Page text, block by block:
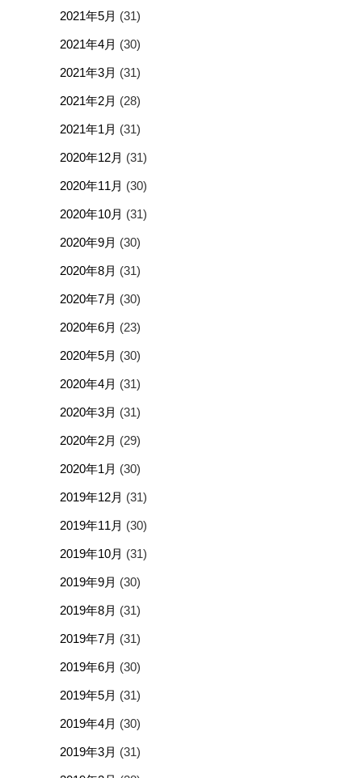
2021年5月 (31)
2021年4月 (30)
2021年3月 (31)
2021年2月 (28)
2021年1月 (31)
2020年12月 (31)
2020年11月 (30)
2020年10月 (31)
2020年9月 (30)
2020年8月 (31)
2020年7月 (30)
2020年6月 (23)
2020年5月 (30)
2020年4月 (31)
2020年3月 (31)
2020年2月 (29)
2020年1月 (30)
2019年12月 (31)
2019年11月 (30)
2019年10月 (31)
2019年9月 (30)
2019年8月 (31)
2019年7月 (31)
2019年6月 (30)
2019年5月 (31)
2019年4月 (30)
2019年3月 (31)